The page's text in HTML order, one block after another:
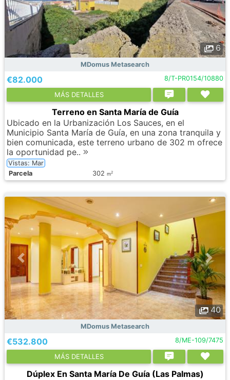
6
MDomus Metasearch
€82.000 8/T-PR0154/10880
МÁS DETALLES
Terreno en Santa María de Guía
Ubicado en la Urbanización Los Sauces, en el
Municipio Santa María de Guía, en una zona tranquila y
bien comunicada, este terreno urbano de 302 m ofrece
la oportunidad pe..
Vistas: Mar
Parcela
302 m2
40
MDomus Metasearch
€532.800 8/ME-109/7475
МÁS DETALLES
Dúplex En Santa María De Guía (Las Palmas)